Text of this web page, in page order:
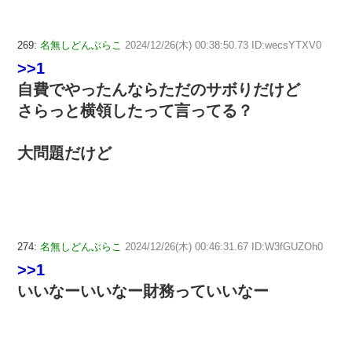
269: 名無しどんぶらこ 2024/12/26(木) 00:38:50.73 ID:wecsYTXV0
>>1
自費でやったんならただのサボりだけど
さらっと横領したって言ってる？
大問題だけど
274: 名無しどんぶらこ 2024/12/26(木) 00:46:31.67 ID:W3fGUZOh0
>>1
いいなーいいなー財務っていいなー